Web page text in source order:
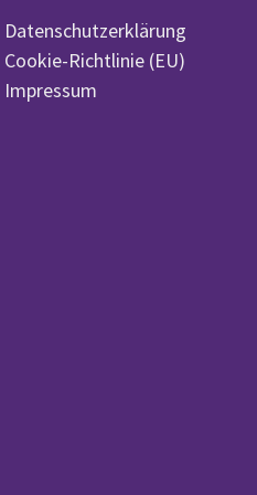
Datenschutzerklärung
Cookie-Richtlinie (EU)
Impressum